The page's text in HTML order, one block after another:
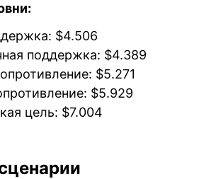
$4.506
поддержка: $4.389
$5.271
$5.929
цель: $7.004